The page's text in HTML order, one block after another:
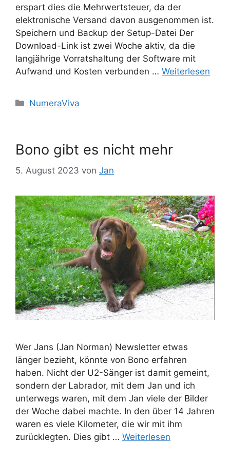
erspart dies die Mehrwertsteuer, da der
elektronische Versand davon ausgenommen ist.
Speichern und Backup der Setup-Datei Der
Download-Link ist zwei Woche aktiv, da die
langjährige Vorratshaltung der Software mit
Aufwand und Kosten verbunden … Weiterlesen
Kategorien
NumeraViva
Bono gibt es nicht mehr
5. August 2023 von Jan
Wer Jans (Jan Norman) Newsletter etwas
länger bezieht, könnte von Bono erfahren
haben. Nicht der U2-Sänger ist damit gemeint,
sondern der Labrador, mit dem Jan und ich
unterwegs waren, mit dem Jan viele der Bilder
der Woche dabei machte. In den über 14 Jahren
waren es viele Kilometer, die wir mit ihm
zurücklegten. Dies gibt … Weiterlesen